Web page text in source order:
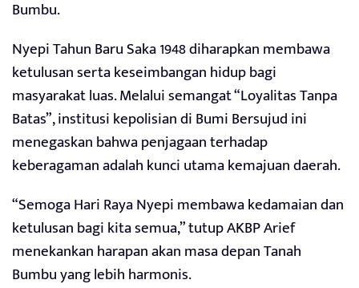
Bumbu.
Nyepi Tahun Baru Saka 1948 diharapkan membawa
ketulusan serta keseimbangan hidup bagi
masyarakat luas. Melalui semangat “Loyalitas Tanpa
Batas”, institusi kepolisian di Bumi Bersujud ini
menegaskan bahwa penjagaan terhadap
keberagaman adalah kunci utama kemajuan daerah.
“Semoga Hari Raya Nyepi membawa kedamaian dan
ketulusan bagi kita semua,” tutup AKBP Arief
menekankan harapan akan masa depan Tanah
Bumbu yang lebih harmonis.